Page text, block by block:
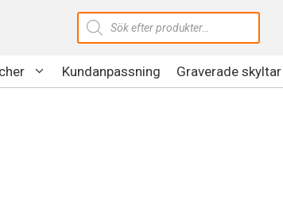
Produktsökning
Kundanpassning Graverade skyltar